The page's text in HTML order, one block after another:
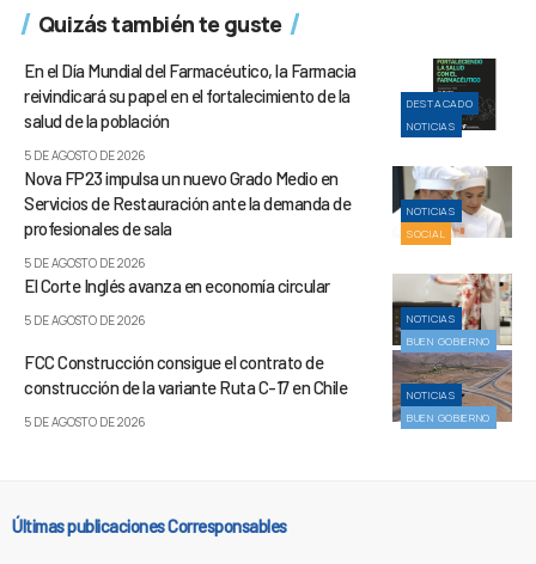
Quizás también te guste
DESTACADO
NOTICIAS
En el Día Mundial del Farmacéutico, la Farmacia
reivindicará su papel en el fortalecimiento de la
salud de la población
5 DE AGOSTO DE 2026
NOTICIAS
SOCIAL
Nova FP23 impulsa un nuevo Grado Medio en
Servicios de Restauración ante la demanda de
profesionales de sala
5 DE AGOSTO DE 2026
NOTICIAS
BUEN GOBIERNO
El Corte Inglés avanza en economía circular
5 DE AGOSTO DE 2026
NOTICIAS
BUEN GOBIERNO
FCC Construcción consigue el contrato de
construcción de la variante Ruta C-17 en Chile
5 DE AGOSTO DE 2026
Últimas publicaciones Corresponsables